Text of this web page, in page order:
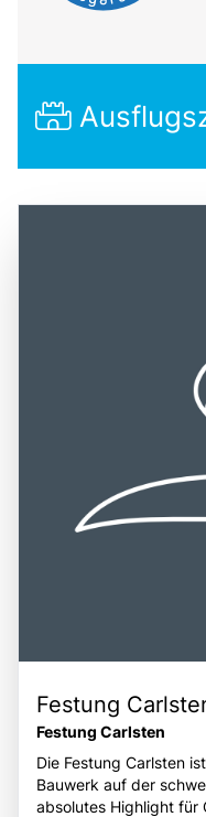
Festung
Festung Carlsten
Die Festung Carlsten
Bauwerk auf der
absolutes Highlight für